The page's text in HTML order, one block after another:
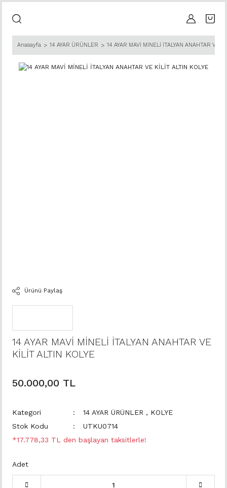
Anasayfa 14 AYAR ÜRÜNLER 14 AYAR MAVİ MİNELİ İTALYAN ANAHTAR VE
Ürünü Paylaş
14 AYAR MAVİ MİNELİ İTALYAN ANAHTAR VE
KİLİT ALTIN KOLYE
50.000,00 TL
Kategori 14 AYAR ÜRÜNLER , KOLYE
Stok Kodu
UTKU0714
*17.778,33 TL den başlayan taksitlerle!
Adet